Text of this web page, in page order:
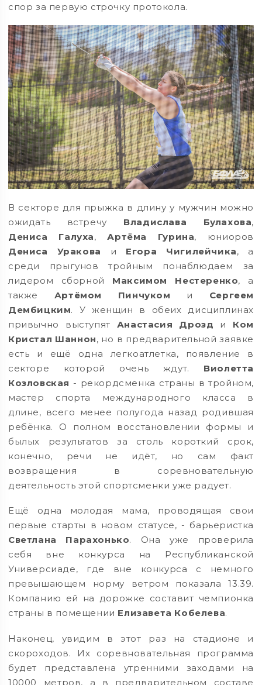
спор за первую строчку протокола.
В секторе для прыжка в длину у мужчин можно
ожидать встречу Владислава Булахова,
Дениса Галуха,Артёма Гурина, юниоров
Дениса Уракова и Егора Чигилейчика, а
среди прыгунов тройным понаблюдаем за
лидером сборной Максимом Нестеренко, а
также Артёмом Пинчуком и Сергеем
Дембицким. У женщин в обеих дисциплинах
привычно выступят Анастасия Дрозд и Ком
Кристал Шаннон, но в предварительной заявке
есть и ещё одна легкоатлетка, появление в
секторе которой очень ждут. Виолетта
Козловская - рекордсменка страны в тройном,
мастер спорта международного класса в
длине, всего менее полугода назад родившая
ребёнка. О полном восстановлении формы и
былых результатов за столь короткий срок,
конечно, речи не идёт, но сам факт
возвращения в соревновательную
деятельность этой спортсменки уже радует.
Ещё одна молодая мама, проводящая свои
первые старты в новом статусе, - барьеристка
Светлана Парахонько. Она уже проверила
себя вне конкурса на Республиканской
Универсиаде, где вне конкурса с немного
превышающем норму ветром показала 13.39.
Компанию ей на дорожке составит чемпионка
страны в помещении Елизавета Кобелева.
Наконец, увидим в этот раз на стадионе и
скороходов. Их соревновательная программа
будет представлена утренними заходами на
10000 метров, а в предварительном составе